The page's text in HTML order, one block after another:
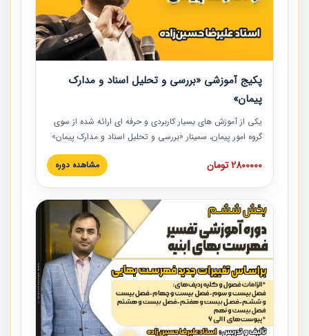
پکیج آموزشی «بررسی و تحلیل اسناد و مدارک
پیمان»
یکی از آموزش‏‏‏‏‏‏ های بسیار کاربردی و حرفه‏ ای ارائه شده از سوی
گروه امور پیمان، سمینار «بررسی و تحلیل اسناد و مدارک پیمان»
است که در دانشگاه صنعتی شریف ارائه شد. در این آموزش
نکات کلیدی مربوط به اسناد و مدارک پیمان، اولویت بندی اسناد
پیمان به همراه تجربیات عملی در این خصوص ارائه شده است.
2800000 تومان مشاهده دوره